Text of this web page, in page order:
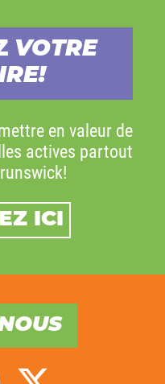
VOTRE
en valeur de
actives partout
ICI